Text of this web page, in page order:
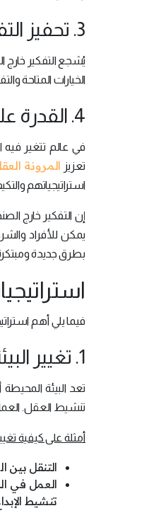
3. تحفيز التفكير النقدي
يُشجع التفكير خارج
الخيارات المتاحة
4. القدرة على التكيف مع التغيرات
في عالم تتغير فيه
تعزيز المرونة
استراتيجياتهم
إن التفكير خارج
يمكن للأفراد
بطرق جديدة
فيما يلي أهم
1. تغيير البيئة
تعد البيئة
تنشيط العقل.
أمثلة على كيفية
التنقل
العمل في
تنشيط